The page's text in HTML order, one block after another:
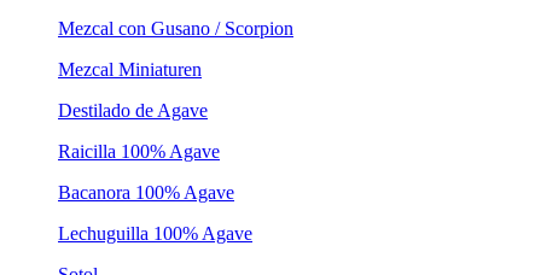
Mezcal con Gusano / Scorpion
Mezcal Miniaturen
Destilado de Agave
Raicilla 100% Agave
Bacanora 100% Agave
Lechuguilla 100% Agave